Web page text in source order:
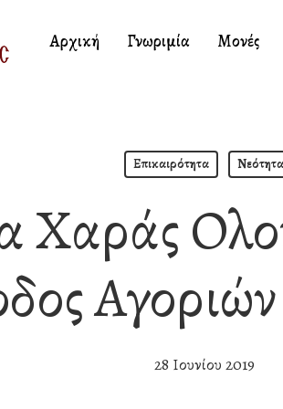
Αρχική Γνωριμία Μονές
Επικαιρότητα Νεότητα
Χαράς
28 Ιουνίου 2019